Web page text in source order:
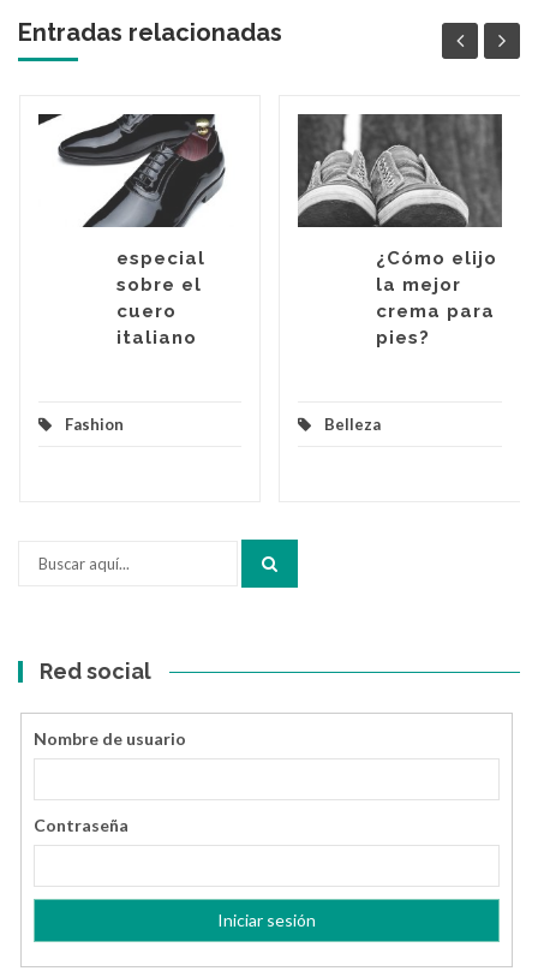
Entradas relacionadas
especial
sobre el
cuero
italiano
Fashion
¿Cómo elijo
la mejor
crema para
pies?
Belleza
Red social
Nombre de usuario
Contraseña